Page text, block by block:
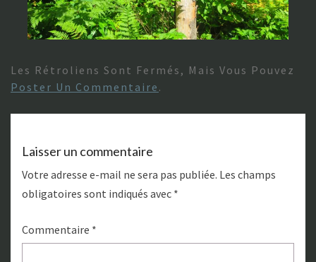
Les Rétroliens Sont Fermés, Mais Vous Pouvez
Poster Un Commentaire .
Laisser un commentaire
Votre adresse e-mail ne sera pas publiée. Les champs
obligatoires sont indiqués avec *
Commentaire *